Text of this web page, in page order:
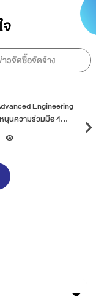
วจัดซื้อจัดจ้าง
Engineering
นุนความร่วมมือ 4
นโลยีขั้นสูงเพื่อ